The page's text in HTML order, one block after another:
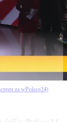
za wPolsce24)